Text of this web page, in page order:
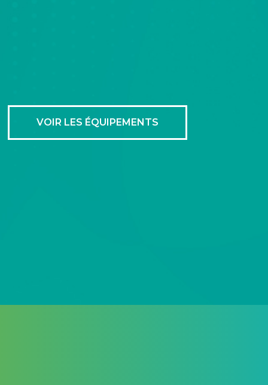
VOIR LES ÉQUIPEMENTS